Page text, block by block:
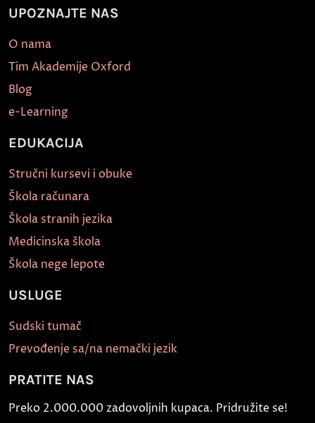
UPOZNAJTE NAS
O nama
Tim Akademije Oxford
Blog
e-Learning
EDUKACIJA
Stručni kursevi i obuke
Škola računara
Škola stranih jezika
Medicinska škola
Škola nege lepote
USLUGE
Sudski tumač
Prevođenje sa/na nemački jezik
PRATITE NAS
Preko 2.000.000 zadovoljnih kupaca. Pridružite se!